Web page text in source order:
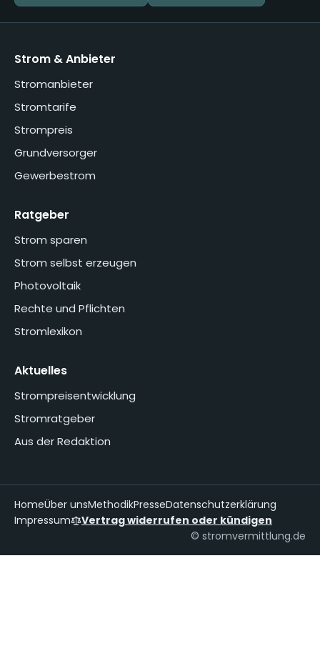
Strom & Anbieter
Stromanbieter
Stromtarife
Strompreis
Grundversorger
Gewerbestrom
Ratgeber
Strom sparen
Strom selbst erzeugen
Photovoltaik
Rechte und Pflichten
Stromlexikon
Aktuelles
Strompreisentwicklung
Stromratgeber
Aus der Redaktion
HomeÜber unsMethodikPresseDatenschutzerklärung
Impressum
Vertrag widerrufen oder kündigen
© stromvermittlung.de